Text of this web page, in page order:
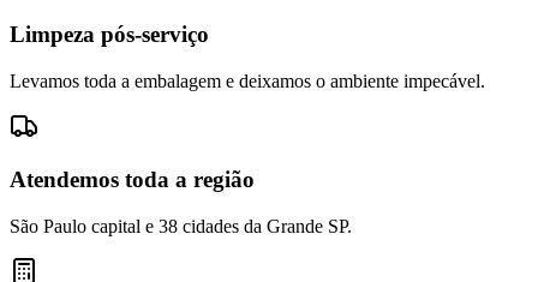
Limpeza pós-serviço
Levamos toda a embalagem e deixamos o ambiente impecável.
Atendemos toda a região
São Paulo capital e 38 cidades da Grande SP.